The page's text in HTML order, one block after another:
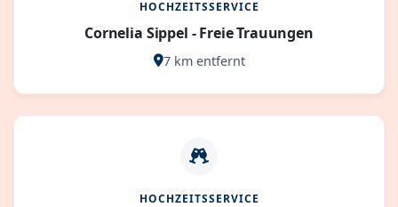
HOCHZEITSSERVICE
Cornelia Sippel - Freie Trauungen
7 km entfernt
HOCHZEITSSERVICE